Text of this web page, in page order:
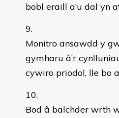
bobl eraill a’u dal yn
Monitro ansawdd y
gymharu â’r
cywiro priodol, lle bo
Bod â balchder wrth